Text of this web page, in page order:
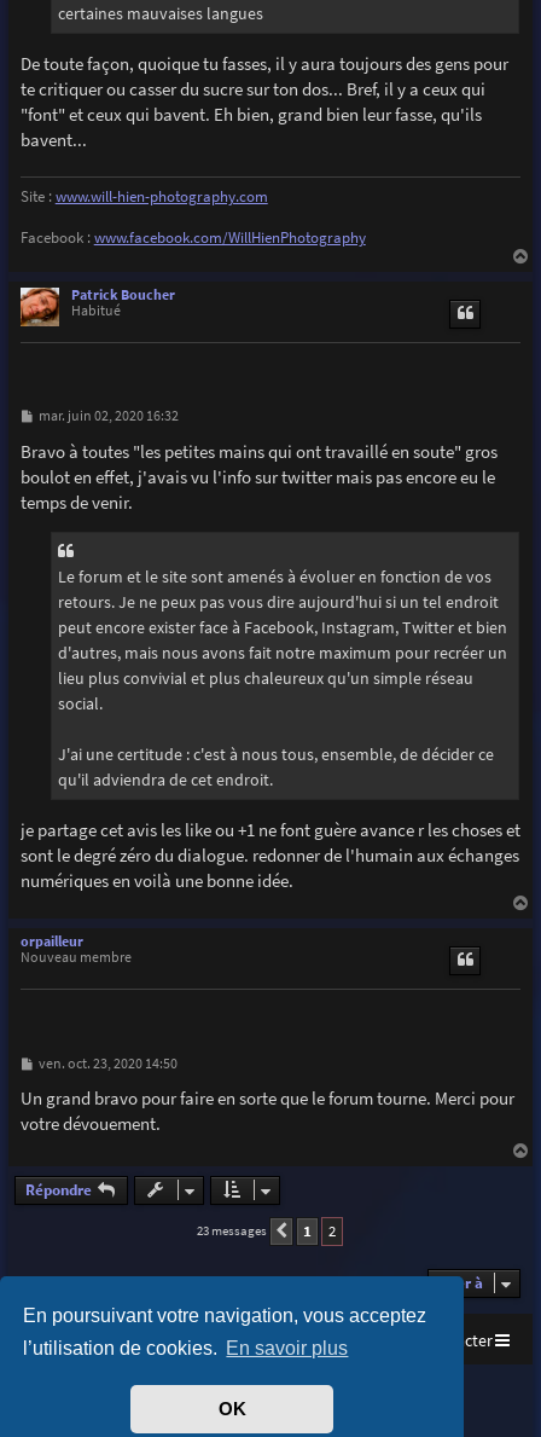
En poursuivant votre navigation, vous acceptez
l’utilisation de cookies. En savoir plus
OK
certaines mauvaises langues
De toute façon, quoique tu fasses, il y aura toujours des gens pour
te critiquer ou casser du sucre sur ton dos... Bref, il y a ceux qui
"font" et ceux qui bavent. Eh bien, grand bien leur fasse, qu'ils
bavent...
Site :www.will-hien-photography.com
Facebook :www.facebook.com/WillHienPhotography
Patrick Boucher
Habitué
M
s
s
a
e
mar. juin 02, 2020 16:32
Bravo à toutes "les petites mains qui ont travaillé en soute" gros
boulot en effet, j'avais vu l'info sur twitter mais pas encore eu le
temps de venir.
Le forum et le site sont amenés à évoluer en fonction de vos
retours. Je ne peux pas vous dire aujourd'hui si un tel endroit
peut encore exister face à Facebook, Instagram, Twitter et bien
d'autres, mais nous avons fait notre maximum pour recréer un
lieu plus convivial et plus chaleureux qu'un simple réseau
social.
J'ai une certitude : c'est à nous tous, ensemble, de décider ce
qu'il adviendra de cet endroit.
je partage cet avis les like ou +1 ne font guère avance r les choses et
sont le degré zéro du dialogue. redonner de l'humain aux échanges
numériques en voilà une bonne idée.
orpailleur
Nouveau membre
M
s
s
a
ven. oct. 23, 2020 14:50
Un grand bravo pour faire en sorte que le forum tourne. Merci pour
votre dévouement.
a
Répondre
23 messages Précédente
1 2
Aller à
Accueil Index du forum Nous contacter
Purplexion style byIan Bradley
phpBB® Forum Software © phpBB Limited
phpBB-fr.com